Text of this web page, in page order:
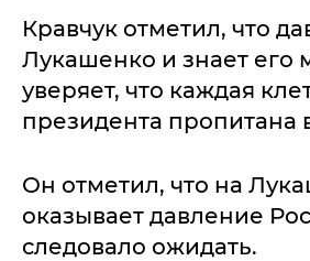
Кравчук отметил, что
Лукашенко и знает его
уверяет, что каждая
президента пропитана
Он отметил, что на
оказывает давление
следовало ожидать.